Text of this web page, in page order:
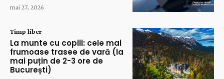
mai 27, 2026
Timp liber
La munte cu copiii: cele mai
frumoase trasee de vară (la
mai puțin de 2-3 ore de
București)